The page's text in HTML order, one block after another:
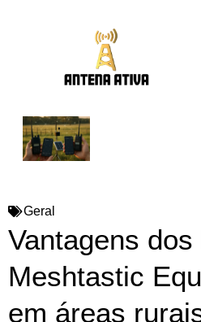
Geral
Vantagens dos
Meshtastic
em áreas